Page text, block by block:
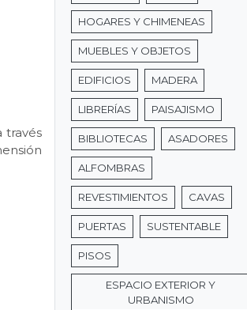
través
HOGARES Y CHIMENEAS
MUEBLES Y OBJETOS
EDIFICIOS MADERA
LIBRERÍAS PAISAJISMO
BIBLIOTECAS ASADORES
ALFOMBRAS
REVESTIMIENTOS CAVAS
PUERTAS SUSTENTABLE
PISOS
ESPACIO EXTERIOR Y
URBANISMO